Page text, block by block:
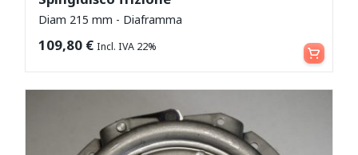
Diam 215 mm - Diaframma
109,80 € Incl. IVA 22% Aggiungi al carrello